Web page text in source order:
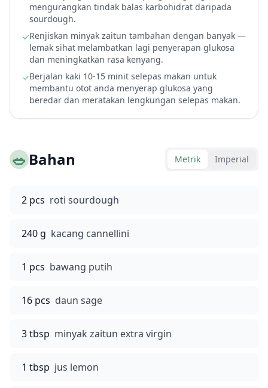
mengurangkan tindak balas karbohidrat daripada
sourdough.
✓Renjiskan minyak zaitun tambahan dengan banyak —
lemak sihat melambatkan lagi penyerapan glukosa
dan meningkatkan rasa kenyang.
✓Berjalan kaki 10-15 minit selepas makan untuk
membantu otot anda menyerap glukosa yang
beredar dan meratakan lengkungan selepas makan.
🥗Bahan Metrik Imperial
2 pcs roti sourdough
240 g kacang cannellini
1 pcs bawang putih
16 pcs daun sage
3 tbsp minyak zaitun extra virgin
1 tbsp jus lemon